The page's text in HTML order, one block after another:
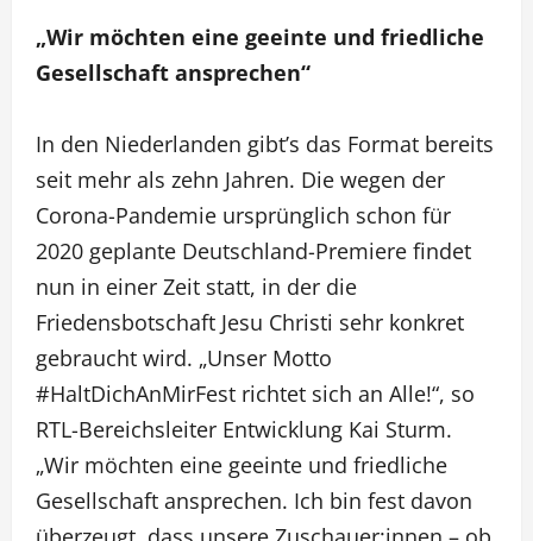
„Wir möchten eine geeinte und friedliche
Gesellschaft ansprechen“
In den Niederlanden gibt’s das Format bereits
seit mehr als zehn Jahren. Die wegen der
Corona-Pandemie ursprünglich schon für
2020 geplante Deutschland-Premiere findet
nun in einer Zeit statt, in der die
Friedensbotschaft Jesu Christi sehr konkret
gebraucht wird. „Unser Motto
#HaltDichAnMirFest richtet sich an Alle!“, so
RTL-Bereichsleiter Entwicklung Kai Sturm.
„Wir möchten eine geeinte und friedliche
Gesellschaft ansprechen. Ich bin fest davon